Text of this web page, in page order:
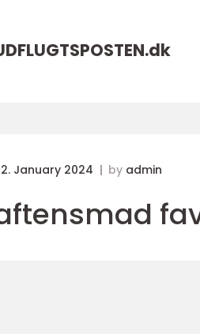
dk
January 2024 by admin